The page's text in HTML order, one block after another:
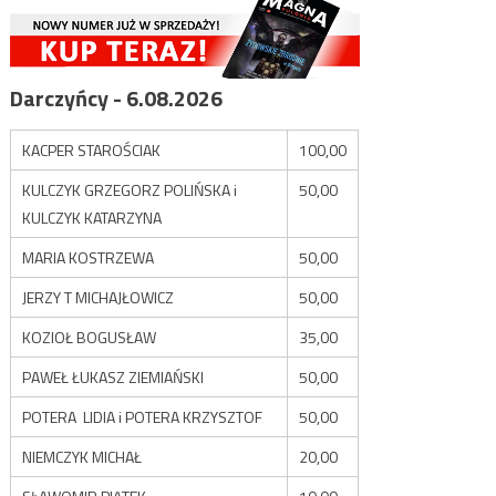
Darczyńcy - 6.08.2026
KACPER STAROŚCIAK
100,00
KULCZYK GRZEGORZ POLIŃSKA i
KULCZYK KATARZYNA
50,00
MARIA KOSTRZEWA
50,00
JERZY T MICHAJŁOWICZ
50,00
KOZIOŁ BOGUSŁAW
35,00
PAWEŁ ŁUKASZ ZIEMIAŃSKI
50,00
POTERA LIDIA i POTERA KRZYSZTOF
50,00
NIEMCZYK MICHAŁ
20,00